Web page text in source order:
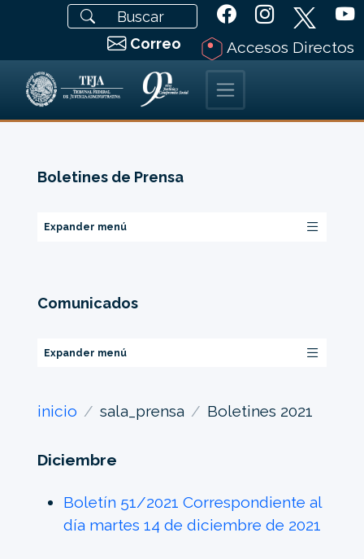
Correo Accesos Directos
Boletines de Prensa
Expander menú
Comunicados
Expander menú
inicio sala_prensa Boletines 2021
Diciembre
Boletín 51/2021 Correspondiente al
día martes 14 de diciembre de 2021